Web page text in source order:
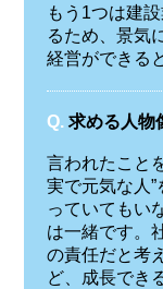
もう1つは建
るため、景気
経営ができる
Q. 求める人物
言われたこと
実で元気な人
っていてもい
は一緒です。
の責任だと考
ど、成長でき